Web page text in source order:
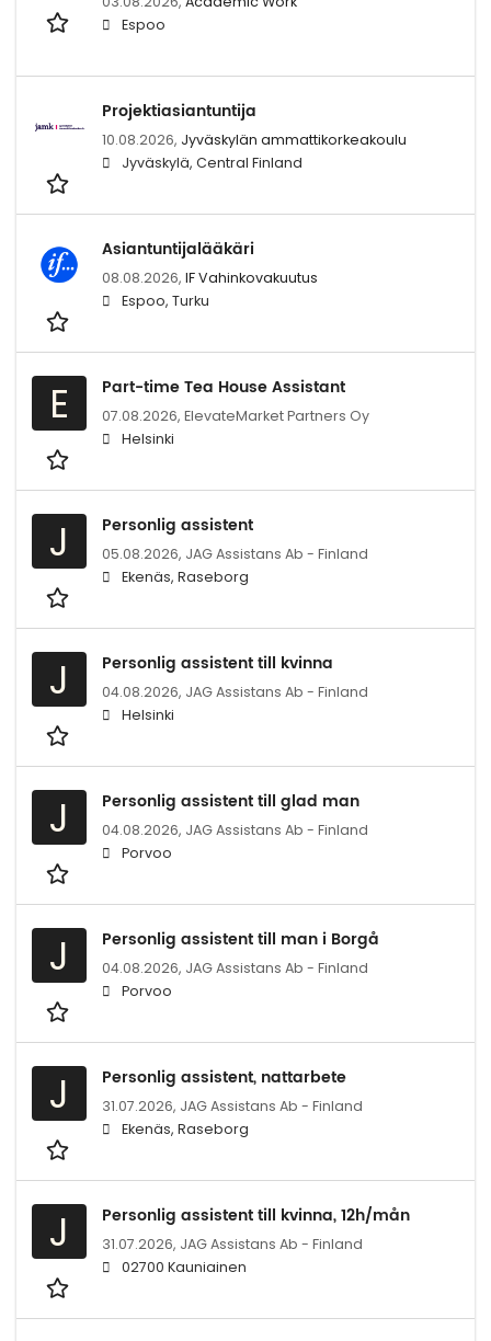
Espoo
Projektiasiantuntija
10.08.2026, Jyväskylän ammattikorkeakoulu
Jyväskylä, Central Finland
Asiantuntijalääkäri
08.08.2026, IF Vahinkovakuutus
Espoo, Turku
E Part-time Tea House Assistant
07.08.2026, ElevateMarket Partners Oy
Helsinki
J Personlig assistent
05.08.2026, JAG Assistans Ab - Finland
Ekenäs, Raseborg
J Personlig assistent till kvinna
04.08.2026, JAG Assistans Ab - Finland
Helsinki
J Personlig assistent till glad man
04.08.2026, JAG Assistans Ab - Finland
Porvoo
J Personlig assistent till man i Borgå
04.08.2026, JAG Assistans Ab - Finland
Porvoo
J Personlig assistent, nattarbete
31.07.2026, JAG Assistans Ab - Finland
Ekenäs, Raseborg
J Personlig assistent till kvinna, 12h/mån
31.07.2026, JAG Assistans Ab - Finland
02700 Kauniainen